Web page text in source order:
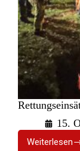
15.
Weiterlesen